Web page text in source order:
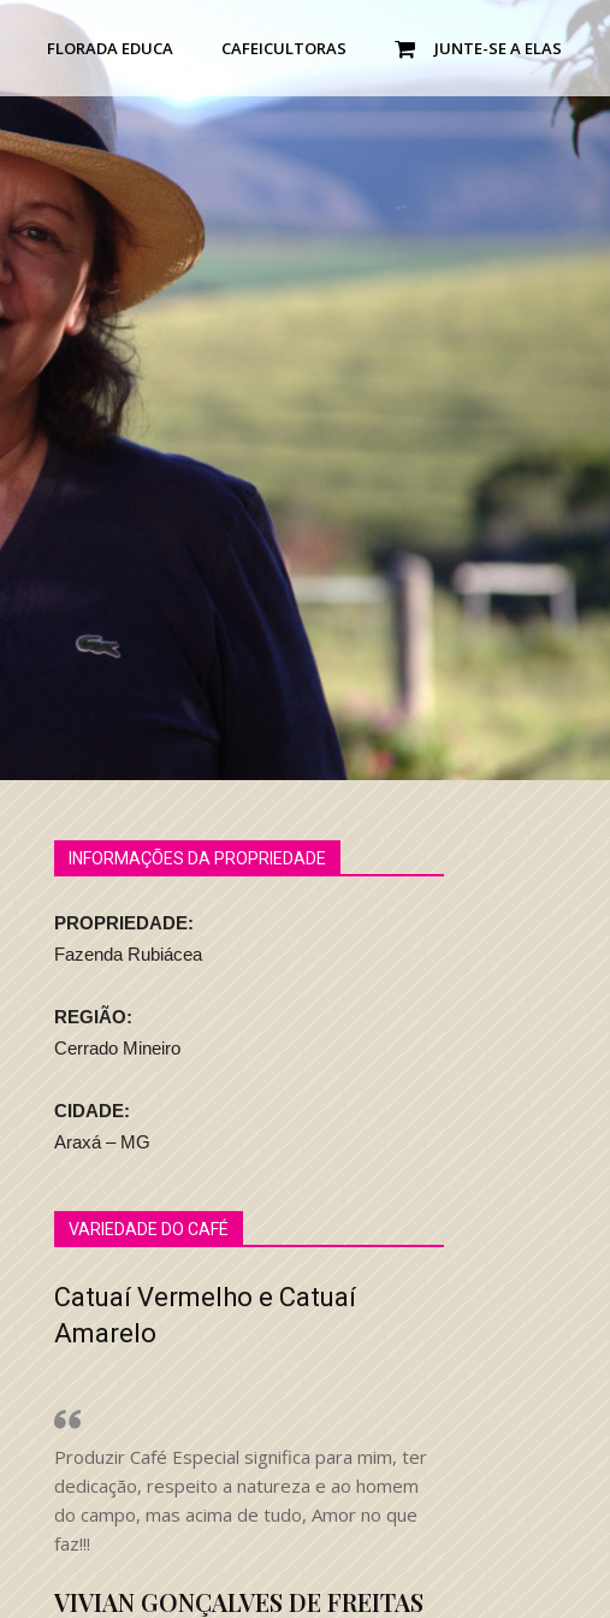
FLORADA EDUCA CAFEICULTORAS JUNTE-SE A ELAS
INFORMAÇÕES DA PROPRIEDADE
PROPRIEDADE:
Fazenda Rubiácea
REGIÃO:
Cerrado Mineiro
CIDADE:
Araxá – MG
VARIEDADE DO CAFÉ
Catuaí Vermelho e Catuaí
Amarelo
Produzir Café Especial significa para mim, ter
dedicação, respeito a natureza e ao homem
do campo, mas acima de tudo, Amor no que
faz!!!
VIVIAN GONÇALVES DE FREITAS